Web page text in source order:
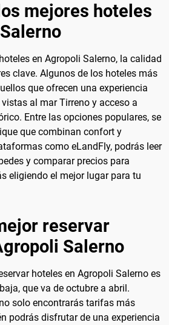
mejores hoteles
en Agropoli Salerno, la calidad
clave. Algunos de los hoteles más
que ofrecen una experiencia
al mar Tirreno y acceso a
Entre las opciones populares, se
que combinan confort y
como eLandFly, podrás leer
y comparar precios para
eligiendo el mejor lugar para tu
reservar
Salerno
hoteles en Agropoli Salerno es
que va de octubre a abril.
solo encontrarás tarifas más
podrás disfrutar de una experiencia